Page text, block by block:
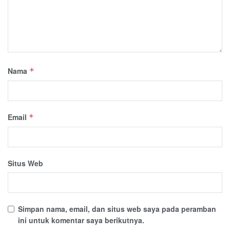
Nama *
Email *
Situs Web
Simpan nama, email, dan situs web saya pada peramban
ini untuk komentar saya berikutnya.